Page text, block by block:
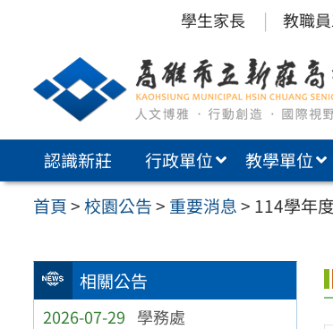
內
學生家長 教職
認識新莊 行政單位 教學單位
首頁>校園公告> 重要消息> 114學年
相關公告
2026-07-29 學務處